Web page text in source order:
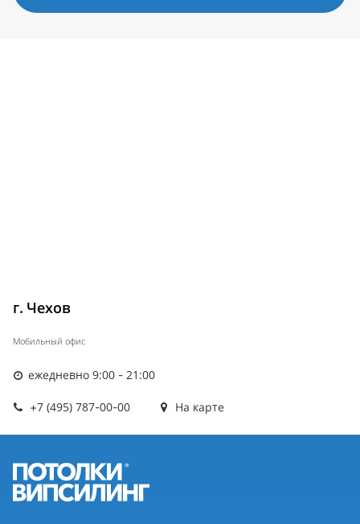
г. Чехов
Мобильный офис
ежедневно 9:00 - 21:00
+7 (495) 787-00-00 На карте